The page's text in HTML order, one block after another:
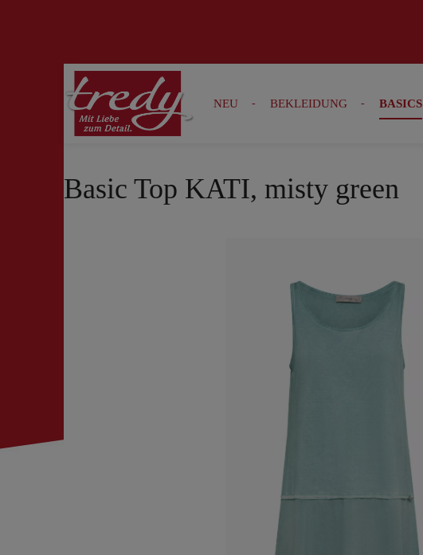
Zur Suche springen Zur Hauptnavigation springen
NEU BEKLEIDUNG BASICS
Basic Top KATI, misty green